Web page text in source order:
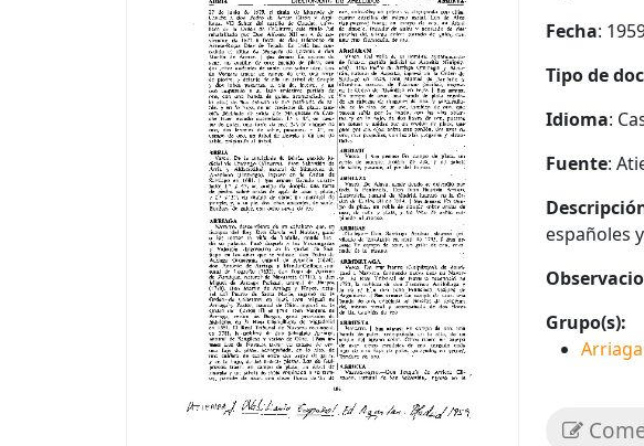
Fecha:
Tipo de
Idioma:
Fuente:
españoles
Grupo(s):
Arriaga